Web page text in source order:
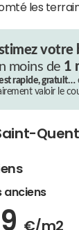
les
votre
moins de 1
rapide, gratuit…
valoir le
anciens
€/m2